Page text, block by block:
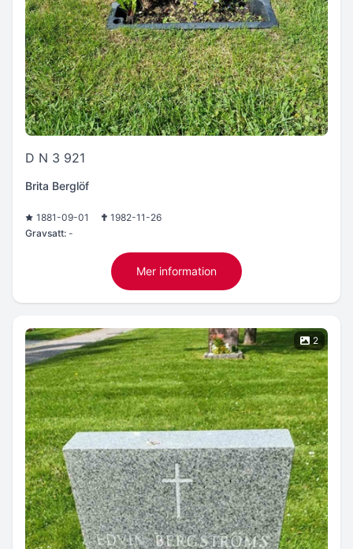
D N 3 921
Brita Berglöf
1881-09-01
1982-11-26
Gravsatt: -
Mer information
2